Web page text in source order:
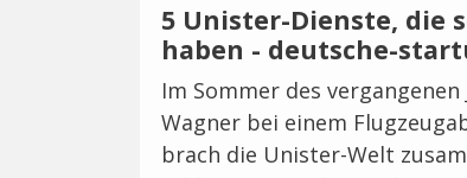
5 Unister-Dienste, die
haben - deutsche-
Im Sommer des
Wagner bei einem
brach die Unister-Welt